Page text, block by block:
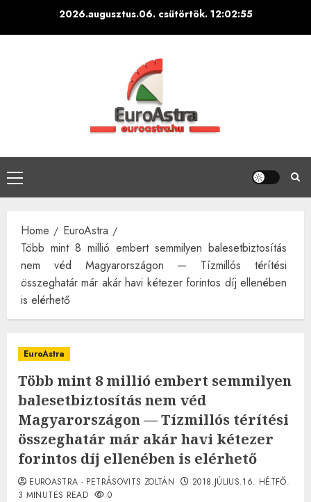
2026.augusztus.06. csütörtök. 12:02:57
Primary
Menu
Home
EuroAstra
Több mint 8 millió embert semmilyen balesetbiztosítás
nem véd Magyarországon — Tízmillós térítési
összeghatár már akár havi kétezer forintos díj ellenében
is elérhető
EuroAstra
Több mint 8 millió embert semmilyen
balesetbiztosítás nem véd
Magyarországon — Tízmillós térítési
összeghatár már akár havi kétezer
forintos díj ellenében is elérhető
EUROASTRA - PETRÁSOVITS ZOLTÁN
2018.JÚLIUS.16. HÉTFŐ.
3 MINUTES READ
0